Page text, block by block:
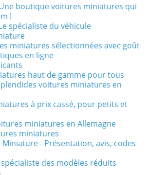
boutique voitures miniatures qui
!
spécialiste du véhicule
miniatures sélectionnées avec goût
en ligne
haut de gamme pour tous
voitures miniatures en
à prix cassé, pour petits et
miniatures en Allemagne
miniatures
- Présentation, avis, codes
des modèles réduits